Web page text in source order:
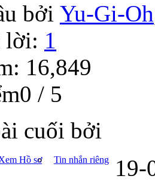
bởi Yu-Gi-Oh
lời: 1
16,849
/ 5
cuối bởi
Hồ sơ
Tin nhắn riêng